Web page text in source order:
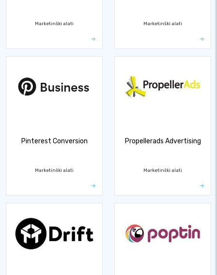
Marketinški alati Marketinški alati
Pinterest Conversion
Marketinški alati
Propellerads Advertising
Marketinški alati